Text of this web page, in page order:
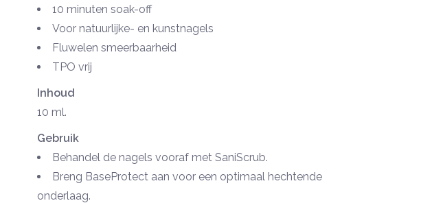
10 minuten soak-off
Voor natuurlijke- en kunstnagels
Fluwelen smeerbaarheid
TPO vrij
Inhoud
10 ml.
Gebruik
Behandel de nagels vooraf met SaniScrub.
Breng BaseProtect aan voor een optimaal hechtende
onderlaag.